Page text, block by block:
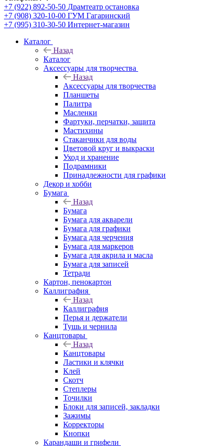
+7 (922) 892-50-50 Драмтеатр остановка
+7 (908) 320-10-00 ГУМ Гагаринский
+7 (995) 310-30-50 Интернет-магазин
Каталог
Назад
Каталог
Аксессуары для творчества
Назад
Аксессуары для творчества
Планшеты
Палитра
Масленки
Фартуки, перчатки, защита
Мастихины
Стаканчики для воды
Цветовой круг и выкраски
Уход и хранение
Подрамники
Принадлежности для графики
Декор и хобби
Бумага
Назад
Бумага
Бумага для акварели
Бумага для графики
Бумага для черчения
Бумага для маркеров
Бумага для акрила и масла
Бумага для записей
Тетради
Картон, пенокартон
Каллиграфия
Назад
Каллиграфия
Перья и держатели
Тушь и чернила
Канцтовары
Назад
Канцтовары
Ластики и клячки
Клей
Скотч
Степлеры
Точилки
Блоки для записей, закладки
Зажимы
Корректоры
Кнопки
Карандаши и грифели